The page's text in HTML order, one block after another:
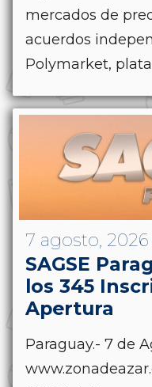
mercados de
acuerdos
Polymarket,
7 agosto, 2026
SAGSE
los 345
Apertura
Paraguay.- 7 de